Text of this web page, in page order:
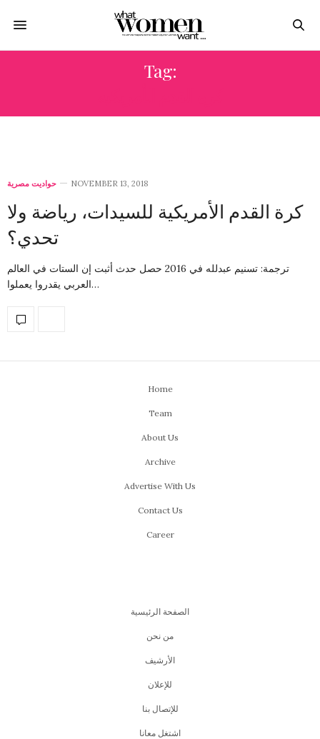
Tag:
حواديت مصرية NOVEMBER 13, 2018
كرة القدم الأمريكية للسيدات، رياضة ولا
تحدي؟
ترجمة: تسنيم عبدلله في 2016 حصل حدث أثبت إن الستات في العالم
العربي يقدروا يعملوا…
Home
Team
About Us
Archive
Advertise With Us
Contact Us
Career
الصفحة الرئيسية
من نحن
اﻷرشيف
للإعلان
للإتصال بنا
اشتغل معانا